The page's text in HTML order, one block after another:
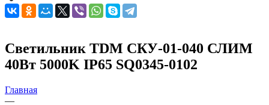
Светильник TDM СКУ-01-040 СЛИМ
40Вт 5000K IP65 SQ0345-0102
Главная
—